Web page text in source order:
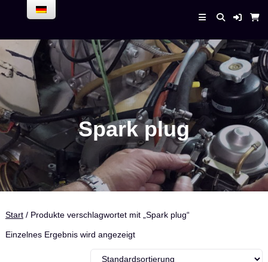
AirPlaneService
Spark plug
Start/ Produkte verschlagwortet mit „Spark plug“
Einzelnes Ergebnis wird angezeigt